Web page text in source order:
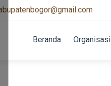
Beranda Organisasi